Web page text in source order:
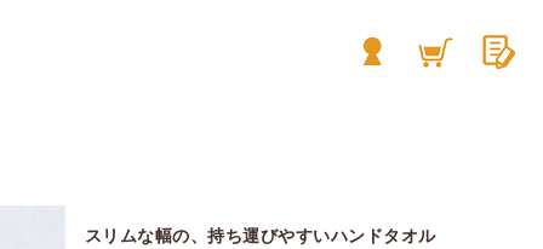
スリムな幅の、持ち運びやすいハンドタオル